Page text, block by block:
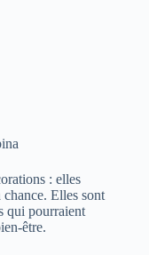
: elles
Elles sont
qui pourraient
être.